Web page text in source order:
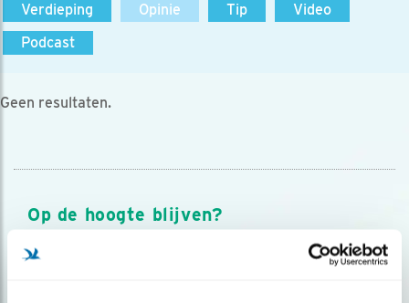
Verdieping
Opinie Tip
Video
Podcast
Geen resultaten.
Op de hoogte blijven?
Meld je aan en ontvang nieuws, inspiratie, acties en tips
over vogels en activiteiten van Vogelbescherming.